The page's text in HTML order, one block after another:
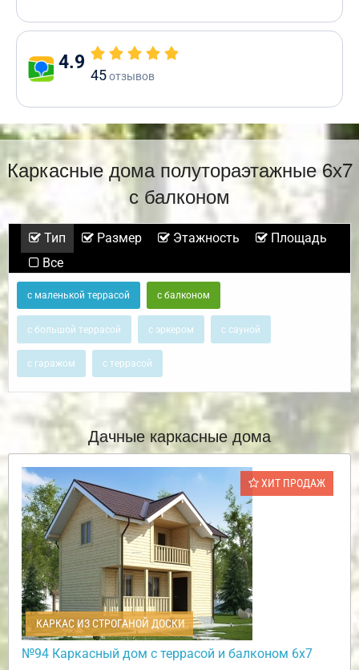
4.9
45отзывов
Каркасные дома полутораэтажные 6х7
с балконом
Тип Размер Этажность
Площадь
Все
с маленькой террасой с балконом
с большой террасой с эркером с сауной
с гаражом с террасой
Дачные каркасные дома
ХИТ ПРОДАЖ
КАРКАС ИЗ СТРОГАНОЙ ДОСКИ
№94 Каркасный дом с террасой и балконом 6х7